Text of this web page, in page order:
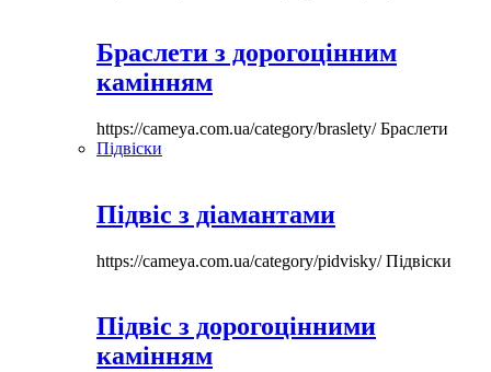
Браслети з дорогоцінним
камінням
https://cameya.com.ua/category/braslety/Браслети
Підвіски
Підвіс з діамантами
https://cameya.com.ua/category/pidvisky/Підвіски
Підвіс з дорогоцінними
камінням